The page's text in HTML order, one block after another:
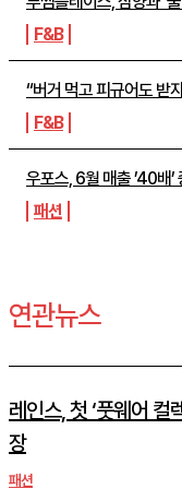
F&B
“버거 먹고 피규어도 받
F&B
우포스, 6월 매출 ’40배’
패션
연관뉴스
레인스, 첫 ‘풋웨어 컬
장
패션